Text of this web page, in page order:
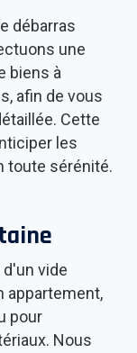
débarras
une
biens à
afin de vous
Cette
les
toute sérénité.
vide
appartement,
pour
Nous